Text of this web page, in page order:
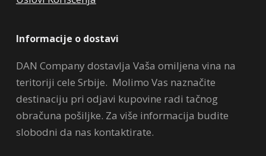
Informacije o dostavi
DAN Company dostavlja Vaša omiljena vina na
teritoriji cele Srbije. Molimo Vas naznačite
destinaciju pri odjavi kupovine radi tačnog
obračuna pošiljke. Za više informacija budite
slobodni da nas kontaktirate.